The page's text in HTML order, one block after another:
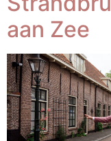
aan Zee